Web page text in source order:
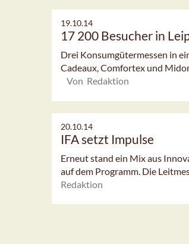
19.10.14
17 200 Besucher in
Drei Konsumgütermessen in
Cadeaux, Comfortex und
Von Redaktion
20.10.14
IFA setzt Impulse
Erneut stand ein Mix aus
auf dem Programm. Die
Redaktion